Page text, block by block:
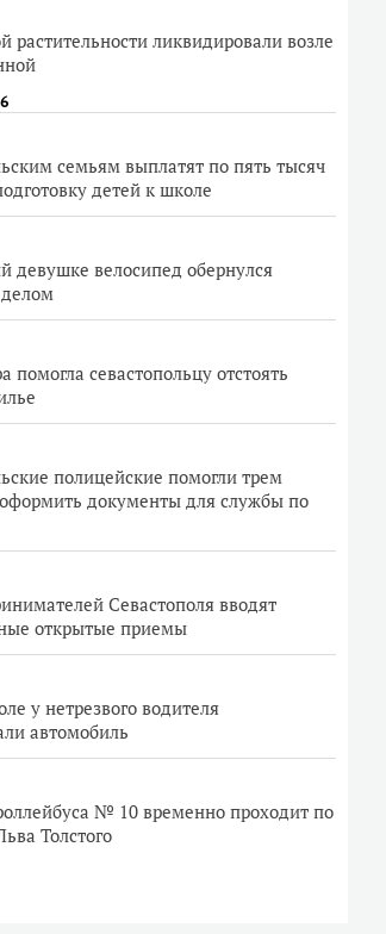
растительности ликвидировали возле
семьям выплатят по пять тысяч
детей к школе
девушке велосипед обернулся
помогла севастопольцу отстоять
полицейские помогли трем
документы для службы по
Севастополя вводят
открытые приемы
у нетрезвого водителя
автомобиль
№ 10 временно проходит по
Толстого